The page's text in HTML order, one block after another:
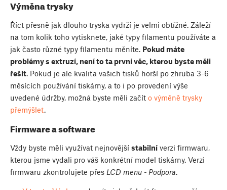
Výměna trysky
Říct přesně jak dlouho tryska vydrží je velmi obtížné. Záleží
na tom kolik toho vytisknete, jaké typy filamentu používáte a
jak často různé typy filamentu měníte. Pokud máte
problémy s extruzí, není to ta první věc, kterou byste měli
řešit. Pokud je ale kvalita vašich tisků horší po zhruba 3-6
měsících používání tiskárny, a to i po provedení výše
uvedené údržby, možná byste měli začít o výměně trysky
přemýšlet.
Firmware a software
Vždy byste měli využívat nejnovější stabilní verzi firmwaru,
kterou jsme vydali pro váš konkrétní model tiskárny. Verzi
firmwaru zkontrolujete přes LCD menu - Podpora.